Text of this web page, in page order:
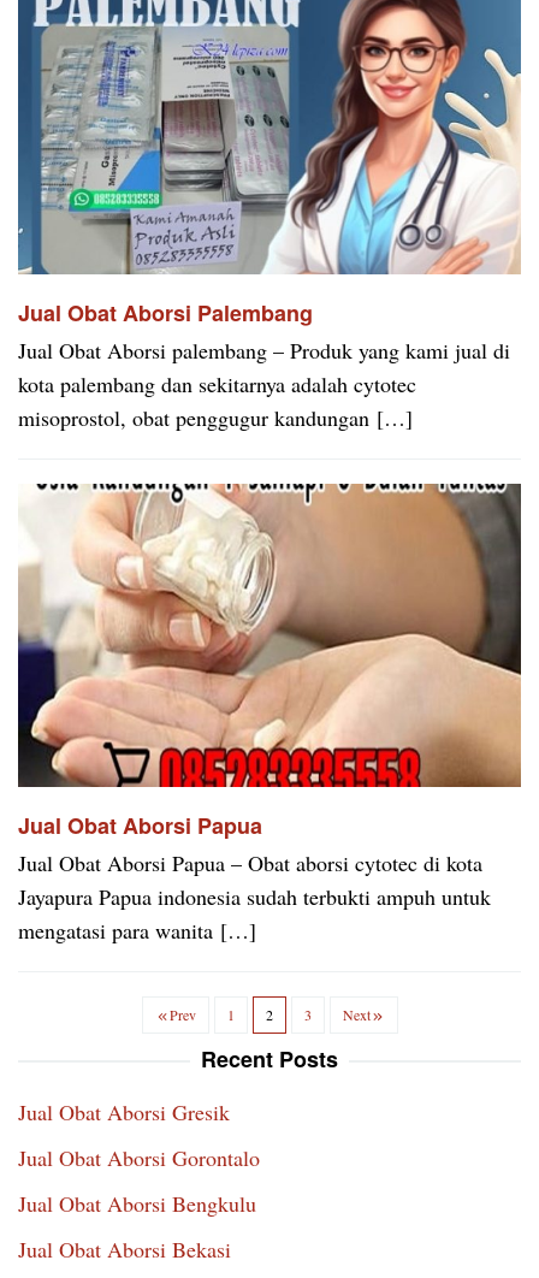
Jual Obat Aborsi Palembang
Jual Obat Aborsi palembang – Produk yang kami jual di
kota palembang dan sekitarnya adalah cytotec
misoprostol, obat penggugur kandungan […]
Jual Obat Aborsi Papua
Jual Obat Aborsi Papua – Obat aborsi cytotec di kota
Jayapura Papua indonesia sudah terbukti ampuh untuk
mengatasi para wanita […]
Prev 1 2 3 Next
Recent Posts
Jual Obat Aborsi Gresik
Jual Obat Aborsi Gorontalo
Jual Obat Aborsi Bengkulu
Jual Obat Aborsi Bekasi